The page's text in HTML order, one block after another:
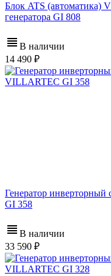
Блок ATS (автоматика)
генератора GI 808
В наличии
14 490
Генератор
GI 358
В наличии
33 590